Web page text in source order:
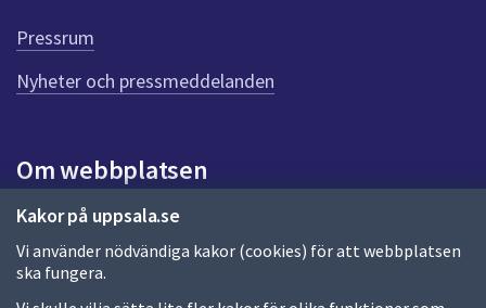
Kakor på uppsala.se
Vi använder nödvändiga kakor (cookies) för att webbplatsen
ska fungera.
e
n
n
a
d
a
Pressrum
Nyheter och pressmeddelanden
Om webbplatsen
Om webbplatsen
Allmänna handlingar och diarium
Behandling av personuppgifter